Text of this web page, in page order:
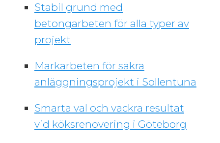
Stabil grund med
betongarbeten för alla typer av
projekt
Markarbeten för säkra
anläggningsprojekt i Sollentuna
Smarta val och vackra resultat
vid köksrenovering i Göteborg